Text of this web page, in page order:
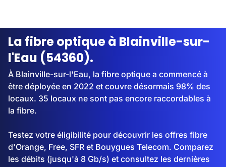
Streaming
La fibre optique à Blainville-sur-
l'Eau (54360).
À Blainville-sur-l'Eau, la fibre optique a commencé à
être déployée en 2022 et couvre désormais 98% des
locaux. 35 locaux ne sont pas encore raccordables à
la fibre.
Testez votre éligibilité pour découvrir les offres fibre
d'Orange, Free, SFR et Bouygues Telecom. Comparez
les débits (jusqu'à 8 Gb/s) et consultez les dernières